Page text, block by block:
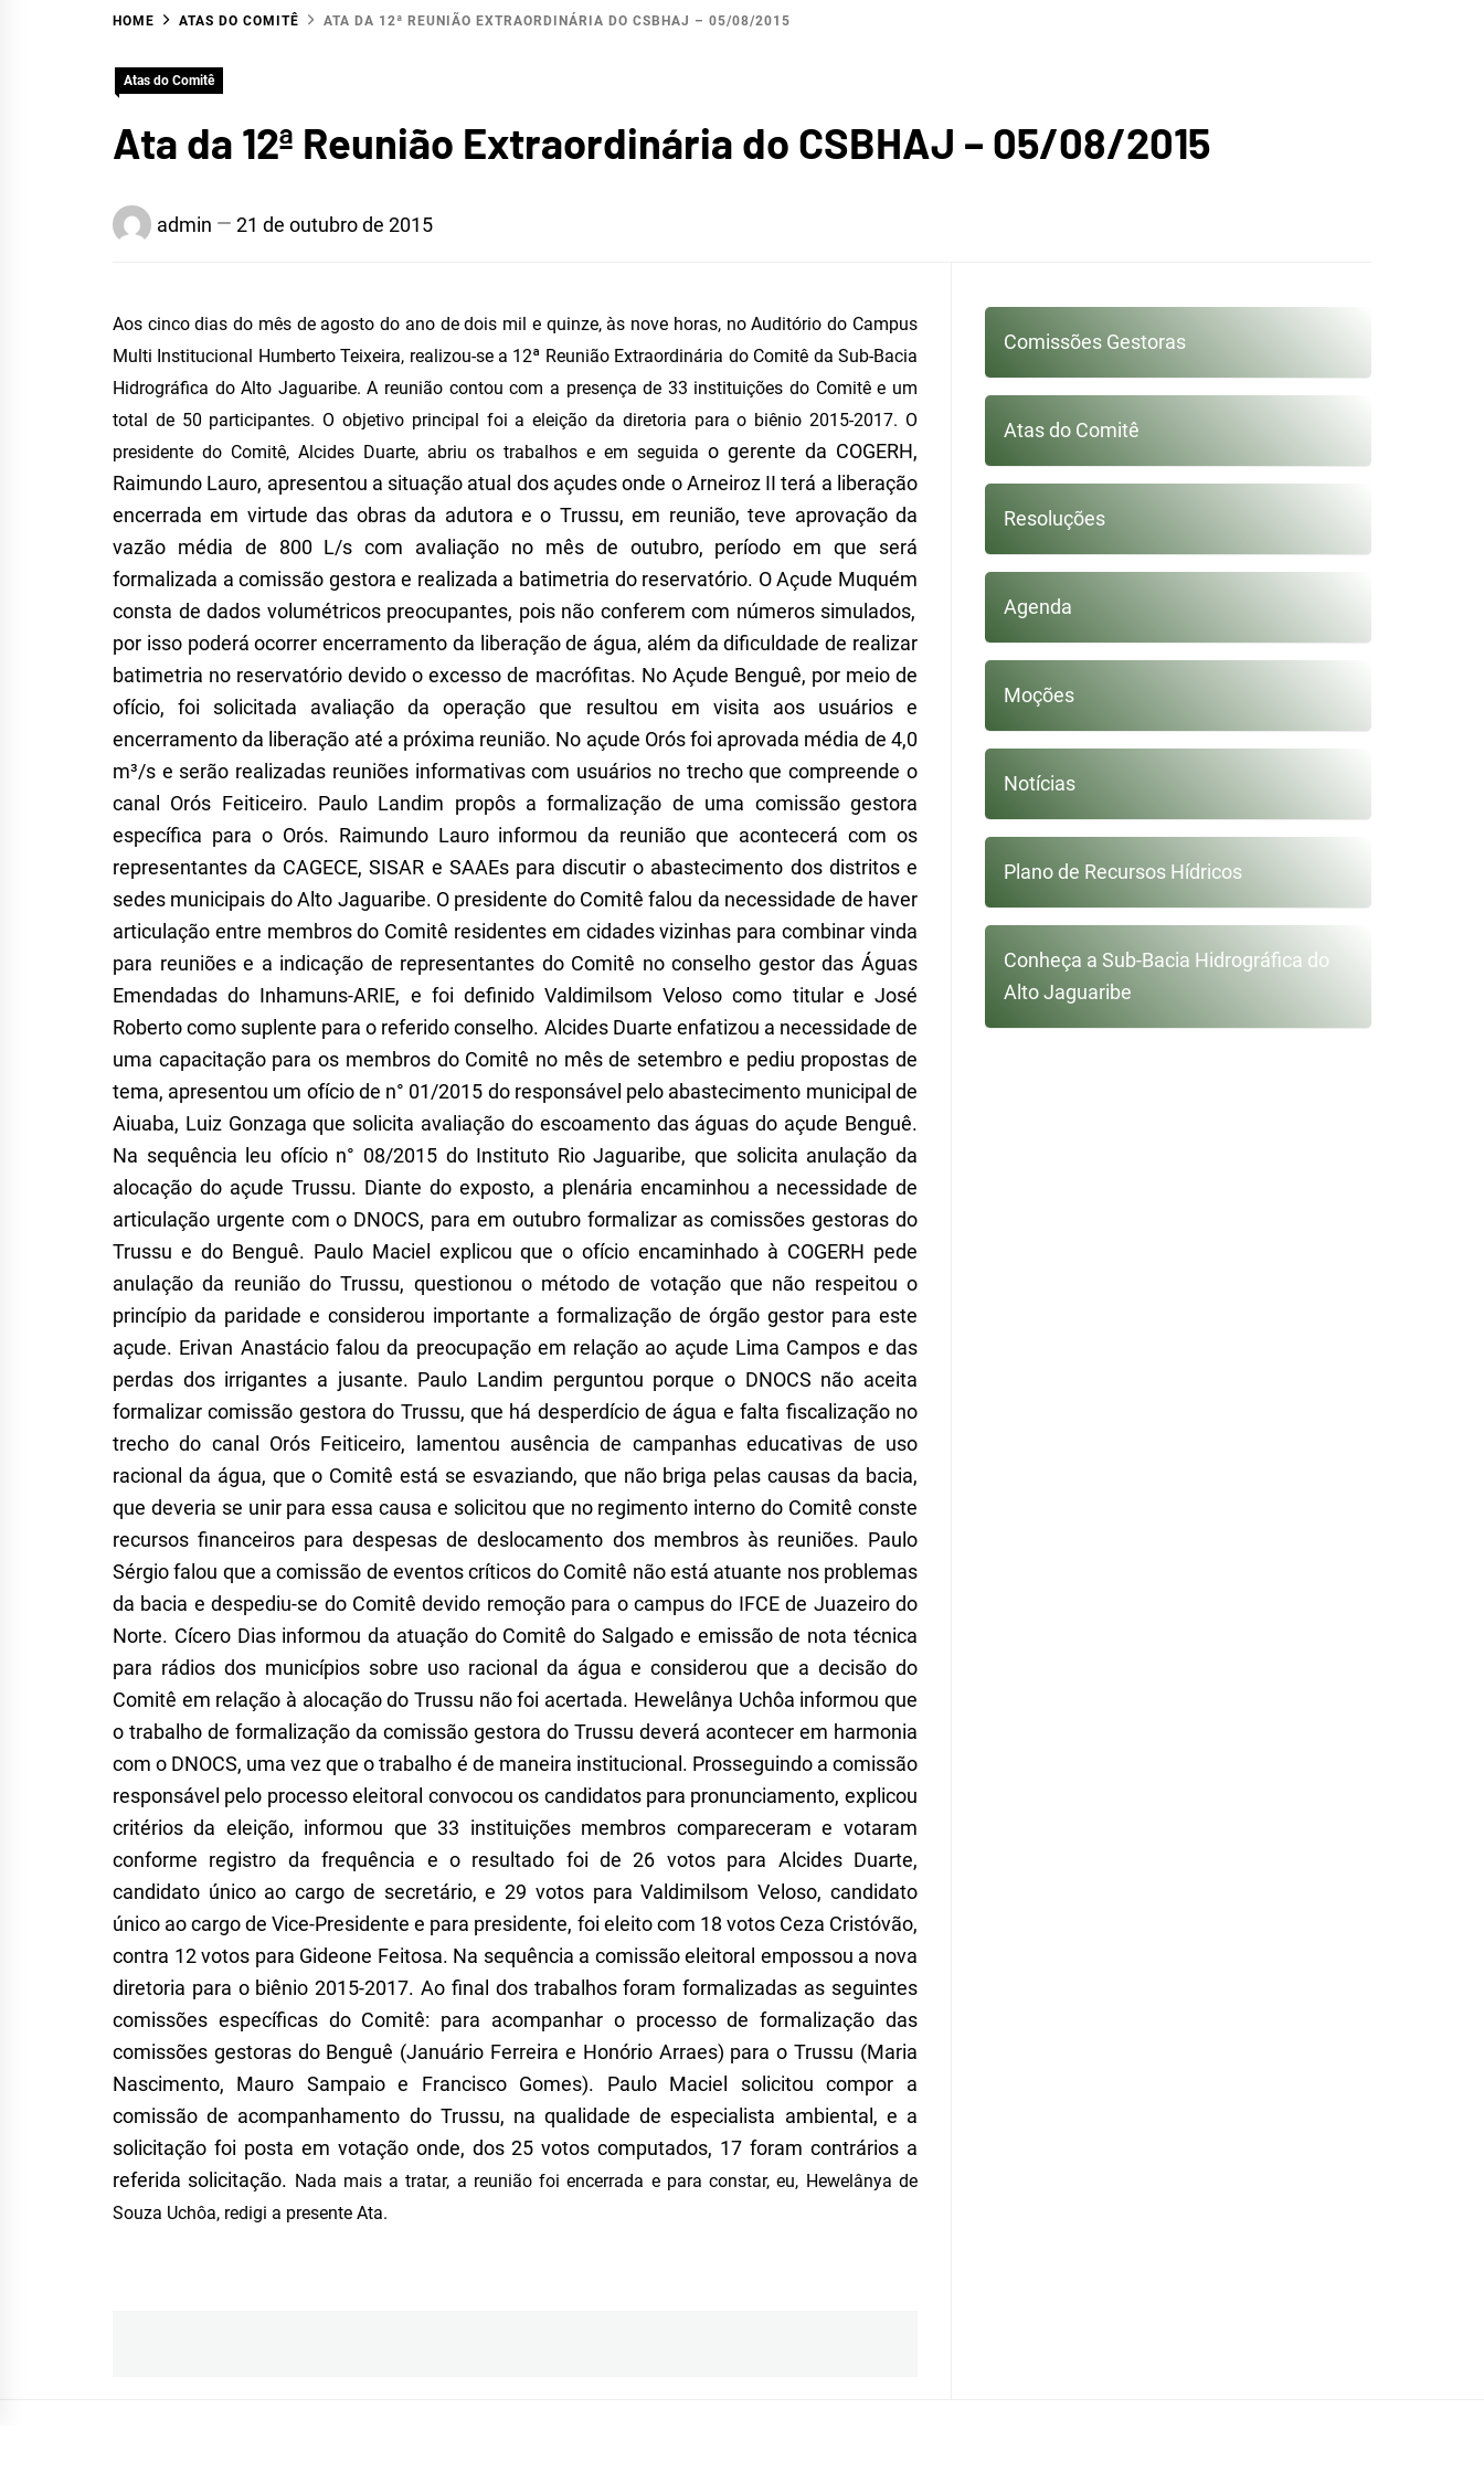
BACIA
HIDROGRÁFICA DO
ALTO DO JAGUARIBE
HOME ATAS DO COMITÊ ATA DA 12ª REUNIÃO EXTRAORDINÁRIA DO CSBHAJ – 05/08/2015
Atas do Comitê
Ata da 12ª Reunião Extraordinária do CSBHAJ – 05/08/2015
admin 21 de outubro de 2015
Aos cinco dias do mês de agosto do ano de dois mil e quinze, às nove horas, no Auditório do Campus
Multi Institucional Humberto Teixeira, realizou-se a 12ª Reunião Extraordinária do Comitê da Sub-Bacia
Hidrográfica do Alto Jaguaribe. A reunião contou com a presença de 33 instituições do Comitê e um
total de 50 participantes. O objetivo principal foi a eleição da diretoria para o biênio 2015-2017. O
presidente do Comitê, Alcides Duarte, abriu os trabalhos e em seguida o gerente da COGERH,
Raimundo Lauro, apresentou a situação atual dos açudes onde oArneiroz IIterá a liberação
encerrada em virtude das obras da adutora e o Trussu, em reunião, teve aprovação da
vazão média de 800 L/s com avaliação no mês de outubro, período em que será
formalizada a comissão gestora e realizada a batimetria do reservatório. OAçude Muquém
consta de dados volumétricos preocupantes, pois não conferem com números simulados,
por isso poderá ocorrer encerramento da liberação de água, além da dificuldade de realizar
batimetria no reservatório devidooexcesso de macrófitas. NoAçude Benguê, por meio de
ofício, foi solicitada avaliação da operação que resultou em visita aos usuários e
encerramento da liberação até a próxima reunião. No açude Orósfoi aprovada média de 4,0
m³/s e serão realizadas reuniões informativas com usuários no trecho que compreende o
canal Orós Feiticeiro. Paulo Landim propôs a formalização de uma comissão gestora
específica para o Orós. Raimundo Lauro informou da reunião que acontecerá com os
representantes da CAGECE, SISAR e SAAEspara discutir o abastecimento dos distritos e
sedes municipais do Alto Jaguaribe. O presidente do Comitê falou da necessidade de haver
articulação entre membros do Comitê residentes em cidades vizinhas para combinar vinda
para reuniões e a indicação de representantes do Comitê no conselho gestor das Águas
Emendadas do Inhamuns-ARIE, e foi definido Valdimilsom Veloso como titular e José
Roberto como suplente para o referido conselho. Alcides Duarte enfatizou a necessidade de
uma capacitação para os membros do Comitê no mês de setembro e pediu propostas de
tema, apresentou um ofício de n° 01/2015 do responsável pelo abastecimento municipal de
Aiuaba, Luiz Gonzaga que solicita avaliação do escoamento das águas do açude Benguê.
Na sequência leu ofício n° 08/2015 do Instituto Rio Jaguaribe, que solicita anulação da
alocação do açude Trussu. Diante do exposto, a plenária encaminhou a necessidade de
articulação urgente com o DNOCS, para em outubro formalizar as comissões gestoras do
Trussu e do Benguê. Paulo Maciel explicou que o ofício encaminhado à COGERH pede
anulação da reunião do Trussu, questionou o método de votação que não respeitou o
princípio da paridade e considerou importante a formalização de órgão gestor para este
açude. Erivan Anastáciofalou da preocupação em relação ao açude Lima Campos e das
perdas dos irrigantes a jusante. Paulo Landim perguntou porque o DNOCS não aceita
formalizar comissão gestora do Trussu, que há desperdício de água e falta fiscalização no
trecho do canal Orós Feiticeiro, lamentou ausência de campanhas educativas de uso
racional da água, que o Comitê está se esvaziando, que não briga pelas causas da bacia,
que deveria se unir para essa causa e solicitou que no regimento interno do Comitê conste
recursos financeiros para despesas de deslocamento dos membros às reuniões. Paulo
Sérgio falou que a comissão de eventos críticos do Comitê não está atuante nos problemas
da bacia e despediu-se do Comitê devido remoção para o campus do IFCEde Juazeiro do
Norte. Cícero Dias informou da atuação do Comitê do Salgado e emissão de nota técnica
para rádios dos municípios sobre uso racional da água e considerou que a decisão do
Comitê em relação à alocação do Trussu não foi acertada. Hewel ânya Uchôa informou que
o trabalho de formalização da comissão gestora do Trussu deverá acontecer em harmonia
com o DNOCS, uma vez queotrabalho é de maneira institucional. Prosseguindo a comissão
responsável pelo processo eleitoral convocouos candidatos para pronunciamento, explicou
critérios da eleição, informou que 33 instituições membros compareceram e votaram
conforme registro da frequência e o resultado foi de 26 votos para Alcides Duarte,
candidato único ao cargo de secretário, e 29 votos para Valdimilsom Veloso, candidato
único ao cargo de Vice-Presidente e para presidente, foi eleito com 18 votos Ceza Cristóvão,
contra 12 votos para Gideone Feitosa. Na sequência a comissão eleitoral empossou a nova
diretoria para o biênio 2015-2017. Ao final dos trabalhos foram formalizadas as seguintes
comissões específicas do Comitê: para acompanhar o processo de formalização das
comissões gestoras do Benguê (Januário Ferreira e Honório Arraes) para o Trussu (Maria
Nascimento, Mauro Sampaio e Francisco Gomes). Paulo Maciel solicitou compor a
comissão de acompanhamento do Trussu, na qualidade de especialista ambiental, e a
solicitação foi posta em votação onde, dos 25 votos computados, 17 foram contrários a
referida solicitação. Nada mais a tratar, a reunião foi encerrada e para constar, eu, Hewelânya de
Souza Uchôa, redigi a presente Ata.
Comissões Gestoras
Atas do Comitê
Resoluções
Agenda
Moções
Notícias
Plano de Recursos Hídricos
Conheça a Sub-Bacia Hidrográfica do
Alto Jaguaribe